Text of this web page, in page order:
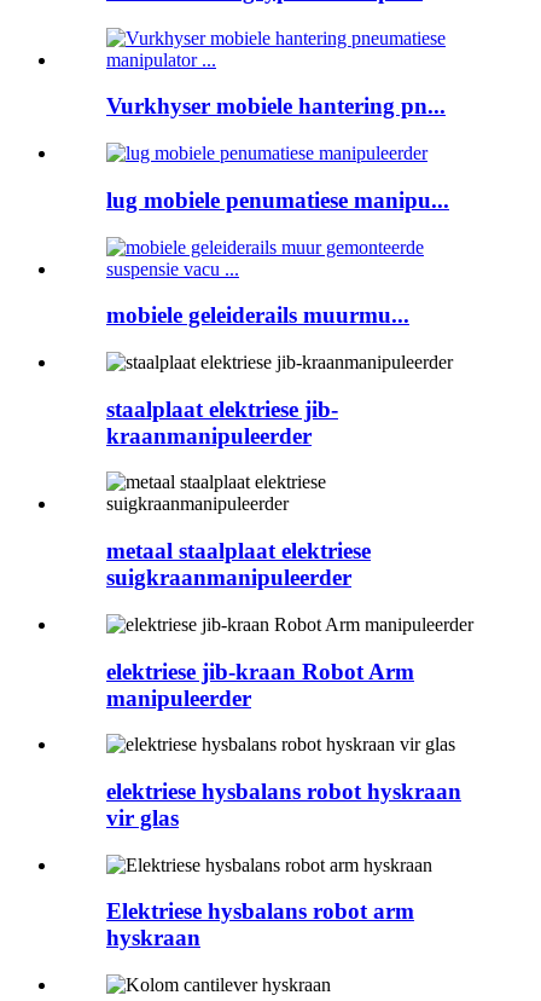
Vurkhyser mobiele hantering pn...
lug mobiele penumatiese manipu...
mobiele geleiderails muurmu...
staalplaat elektriese jib-
kraanmanipuleerder
metaal staalplaat elektriese
suigkraanmanipuleerder
elektriese jib-kraan Robot Arm
manipuleerder
elektriese hysbalans robot hyskraan
vir glas
Elektriese hysbalans robot arm
hyskraan